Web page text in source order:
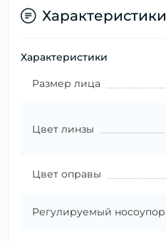
Характеристики
Характеристики
Размер лица
Цвет линзы
Цвет оправы
Регулируемый носоупор